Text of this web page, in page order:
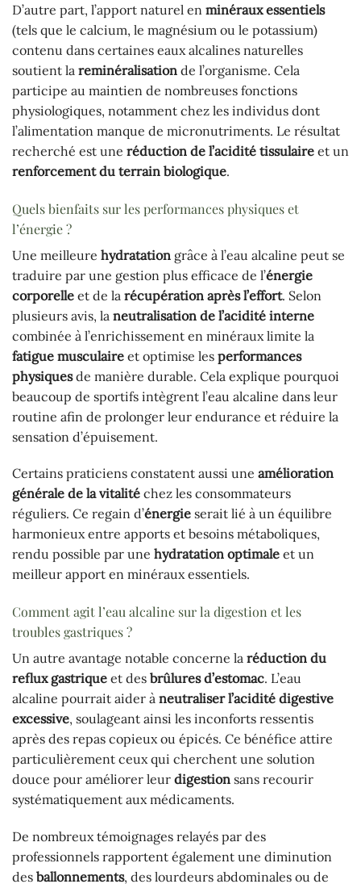
D’autre part, l’apport naturel en minéraux essentiels
(tels que le calcium, le magnésium ou le potassium)
contenu dans certaines eaux alcalines naturelles
soutient la reminéralisation de l’organisme. Cela
participe au maintien de nombreuses fonctions
physiologiques, notamment chez les individus dont
l’alimentation manque de micronutriments. Le résultat
recherché est une réduction de l’acidité tissulaire et un
renforcement du terrain biologique.
Quels bienfaits sur les performances physiques et
l’énergie ?
Une meilleure hydratation grâce à l’eau alcaline peut se
traduire par une gestion plus efficace de l’énergie
corporelle et de la récupération après l’effort. Selon
plusieurs avis, la neutralisation de l’acidité interne
combinée à l’enrichissement en minéraux limite la
fatigue musculaire et optimise les performances
physiquesde manière durable. Cela explique pourquoi
beaucoup de sportifs intègrent l’eau alcaline dans leur
routine afin de prolonger leur endurance et réduire la
sensation d’épuisement.
Certains praticiens constatent aussi une amélioration
générale de la vitalité chez les consommateurs
réguliers. Ce regain d’énergie serait lié à un équilibre
harmonieux entre apports et besoins métaboliques,
rendu possible par une hydratation optimale et un
meilleur apport en minéraux essentiels.
Comment agit l’eau alcaline sur la digestion et les
troubles gastriques ?
Un autre avantage notable concerne la réduction du
reflux gastrique et des brûlures d’estomac. L’eau
alcaline pourrait aider à neutraliser l’acidité digestive
excessive, soulageant ainsi les inconforts ressentis
après des repas copieux ou épicés. Ce bénéfice attire
particulièrement ceux qui cherchent une solution
douce pour améliorer leur digestion sans recourir
systématiquement aux médicaments.
De nombreux témoignages relayés par des
professionnels rapportent également une diminution
des ballonnements, des lourdeurs abdominales ou de